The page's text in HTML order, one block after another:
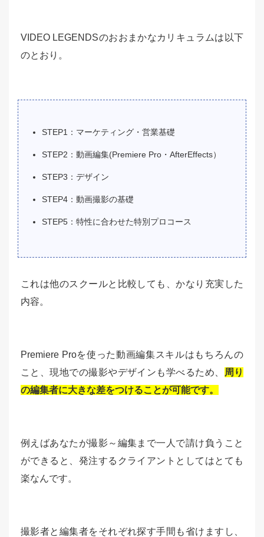
VIDEO LEGENDSのおおまかなカリキュラムは以下
のとおり。
STEP1：マーケティング・営業基礎
STEP2：動画編集(Premiere Pro・AfterEffects）
STEP3：デザイン
STEP4：動画撮影の基礎
STEP5：特性に合わせた特別プロコース
これは他のスクールと比較しても、かなり充実した
内容。
Premiere Proを使った動画編集スキルはもちろんの
こと、現地での撮影やデザインも学べるため、
周り
の編集者に大きな差をつけることが可能です。
例えばあなたが撮影～編集まで一人で請け負うこと
ができると、発注するクライアントとしてはとても
楽なんです。
撮影者と編集者をそれぞれ探す手間も省けますし、